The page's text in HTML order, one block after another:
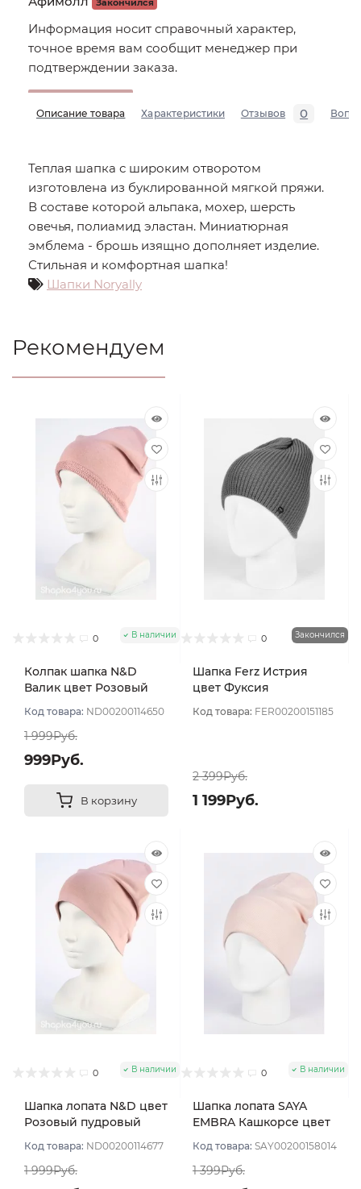
Закончился
Информация носит справочный характер,
точное время вам сообщит менеджер при
подтверждении заказа.
Описание товара Характеристики Отзывов 0
Теплая шапка с широким отворотом
изготовлена из буклированной мягкой пряжи.
В составе которой альпака, мохер, шерсть
овечья, полиамид эластан. Миниатюрная
эмблема - брошь изящно дополняет изделие.
Стильная и комфортная шапка!
Шапки Noryally
Рекомендуем
0 В наличии
Колпак шапка N&D
Валик цвет Розовый
Код товара: ND00200114650
1 999Руб.
999Руб.
В корзину
0 Закончился
Шапка Ferz Истрия
цвет Фуксия
Код товара: FER00200151185
2 399Руб.
1 199Руб.
0 В наличии
Шапка лопата N&D цвет
Розовый пудровый
Код товара: ND00200114677
1 999Руб.
0 В наличии
Шапка лопата SAYA
EMBRA Кашкорсе цвет
Код товара: SAY00200158014
1 399Руб.